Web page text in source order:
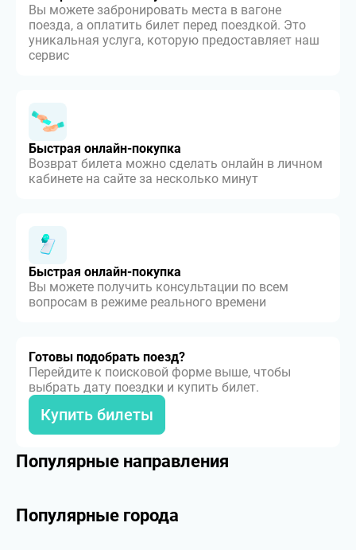
Вы можете забронировать места в вагоне
поезда, а оплатить билет перед поездкой. Это
уникальная услуга, которую предоставляет наш
сервис
Быстрая онлайн-покупка
Возврат билета можно сделать онлайн в личном
кабинете на сайте за несколько минут
Быстрая онлайн-покупка
Вы можете получить консультации по всем
вопросам в режиме реального времени
Готовы подобрать поезд?
Перейдите к поисковой форме выше, чтобы
выбрать дату поездки и купить билет.
Купить билеты
Популярные направления
Популярные города